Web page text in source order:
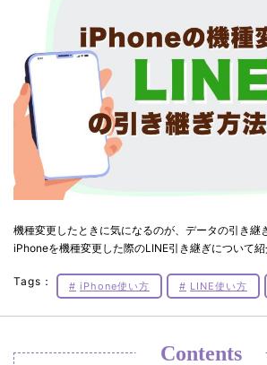
機種変更したときに気になるのが、データの引き継
iPhoneを機種変更した際のLINE引き継ぎについて紹
Tags： iPhone使い方 LINE使い方
Contents